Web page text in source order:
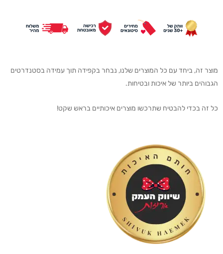
מוצר זה, ביחד עם כל המוצרים שלנו, נבחר בקפידה תוך עמידה בסטנדרטים
הגבוהים ביותר של איכות ובטיחות.
כל זה בכדי להבטיח שתרכשו מוצרים איכותיים בראש שקט!